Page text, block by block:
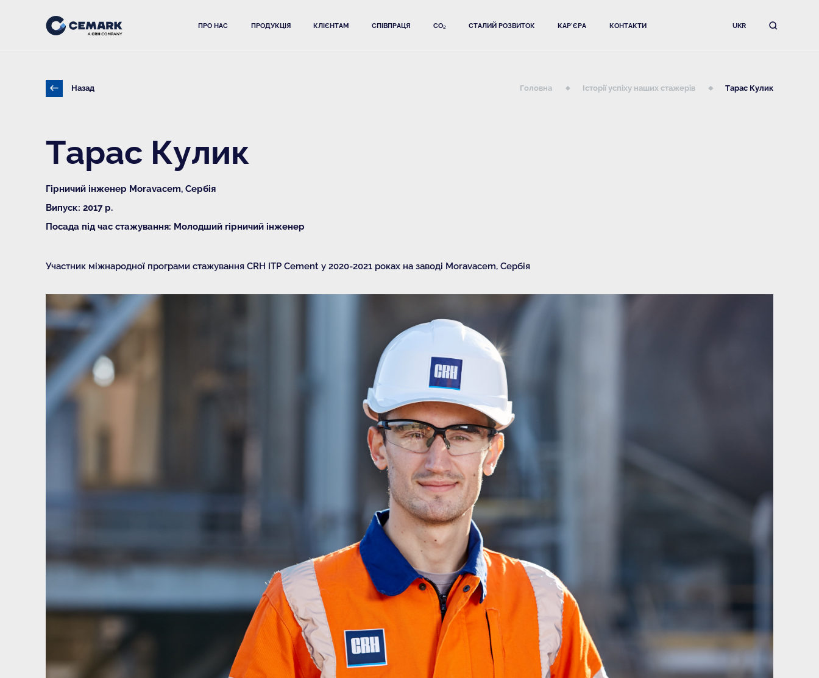
ПРО НАС ПРОДУКЦІЯ КЛІЄНТАМ СПІВПРАЦЯ CO₂ СТАЛИЙ РОЗВИТОК КАР'ЄРА КОНТАКТИ UKR
Назад Головна Історії успіху наших стажерів Тарас Кулик
Тарас Кулик
Гірничий інженер Moravacem, Сербія
Випуск: 2017 р.
Посада під час стажування: Молодший гірничий інженер
Участник міжнародної програми стажування CRH ITP Cement у 2020-2021 роках на заводі Moravacem, Сербія